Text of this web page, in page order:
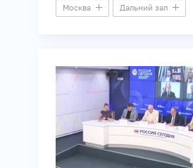
Москва Дальний зал
ОДКБ ООН СНГ
ШОС